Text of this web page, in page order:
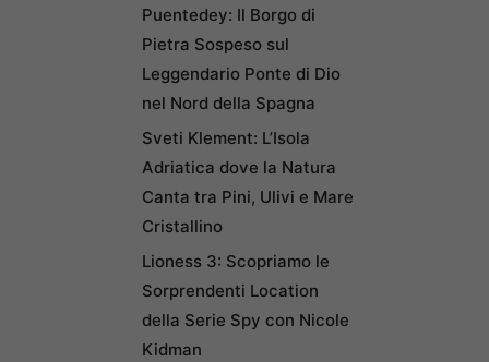
Puentedey: Il Borgo di
Pietra Sospeso sul
Leggendario Ponte di Dio
nel Nord della Spagna
Sveti Klement: L’Isola
Adriatica dove la Natura
Canta tra Pini, Ulivi e Mare
Cristallino
Lioness 3: Scopriamo le
Sorprendenti Location
della Serie Spy con Nicole
Kidman